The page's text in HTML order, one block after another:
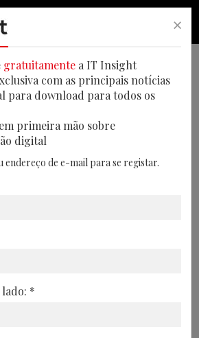
dispostos a
outras marcas se
sustentáveis
e 76% afirmam que as
a lealdade com a marca
×
gratuitamente a IT Insight
com as principais notícias
para download para todos os
primeira mão sobre
digital
endereço de e-mail para se registar.
*